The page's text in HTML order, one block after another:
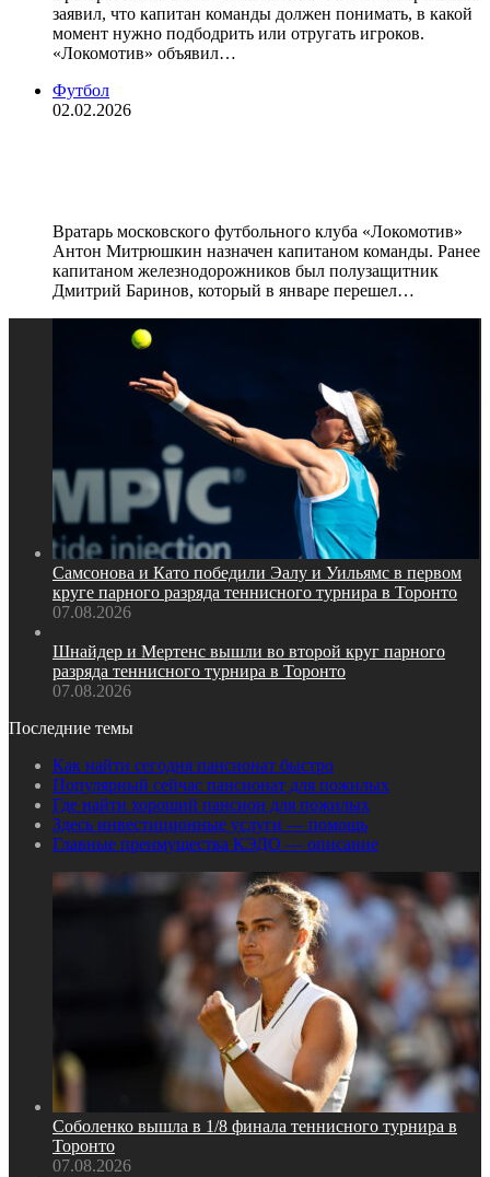
заявил, что капитан команды должен понимать, в какой
момент нужно подбодрить или отругать игроков.
«Локомотив» объявил…
Футбол
02.02.2026
Вратарь московского футбольного клуба «Локомотив»
Антон Митрюшкин назначен капитаном команды. Ранее
капитаном железнодорожников был полузащитник
Дмитрий Баринов, который в январе перешел…
Самсонова и Като победили Эалу и Уильямс в первом
круге парного разряда теннисного турнира в Торонто
07.08.2026
Шнайдер и Мертенс вышли во второй круг парного
разряда теннисного турнира в Торонто
07.08.2026
Последние темы
Как найти сегодня пансионат быстро
Популярный сейчас пансионат для пожилых
Где найти хороший пансион для пожилых
Здесь инвестиционные услуги — помощь
Главные преимущества КЭДО — описание
Соболенко вышла в 1/8 финала теннисного турнира в
Торонто
07.08.2026